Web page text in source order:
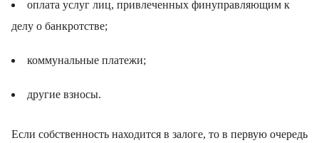
оплата услуг лиц, привлеченных финуправляющим к
делу о банкротстве;
коммунальные платежи;
другие взносы.
Если собственность находится в залоге, то в первую очередь